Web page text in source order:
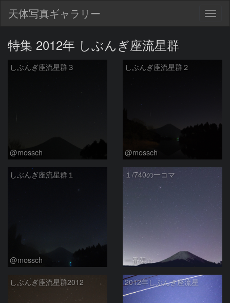
天体写真ギャラリー
特集 2012年 しぶんぎ座流星群
しぶんぎ座流星群３
@mossch
しぶんぎ座流星群２
@mossch
しぶんぎ座流星群１
@mossch
１/740の一コマ
一番栞☆
しぶんぎ座流星群2012 2012年しぶんぎ座流星